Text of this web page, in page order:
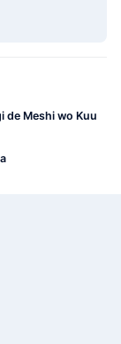
de Meshi wo Kuu